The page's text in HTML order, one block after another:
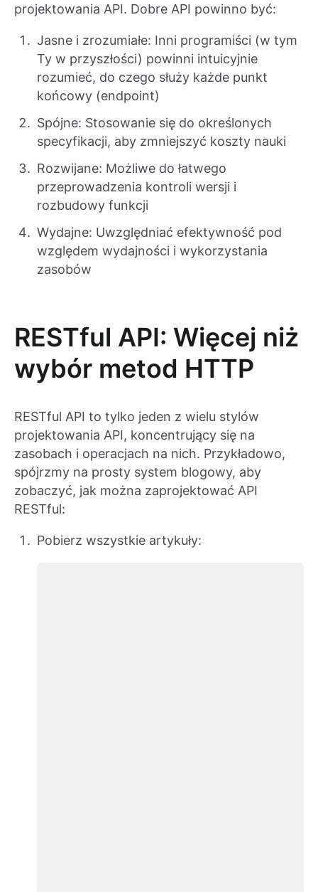
projektowania API. Dobre API powinno być:
Jasne i zrozumiałe: Inni programiści (w tym
Ty w przyszłości) powinni intuicyjnie
rozumieć, do czego służy każde punkt
końcowy (endpoint)
Spójne: Stosowanie się do określonych
specyfikacji, aby zmniejszyć koszty nauki
Rozwijane: Możliwe do łatwego
przeprowadzenia kontroli wersji i
rozbudowy funkcji
Wydajne: Uwzględniać efektywność pod
względem wydajności i wykorzystania
zasobów
RESTful API: Więcej niż
wybór metod HTTP
RESTful API to tylko jeden z wielu stylów
projektowania API, koncentrujący się na
zasobach i operacjach na nich. Przykładowo,
spójrzmy na prosty system blogowy, aby
zobaczyć, jak można zaprojektować API
RESTful:
Pobierz wszystkie artykuły: